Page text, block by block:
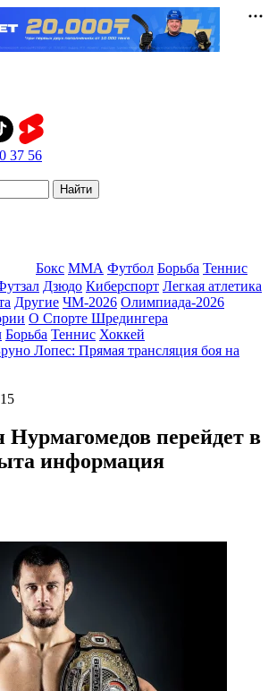
37 56
Найти
Бокс ММА Футбол Борьба Теннис
Дзюдо Киберспорт Легкая атлетика
Другие ЧМ-2026 Олимпиада-2026
О Спорте Шредингера
Борьба Теннис Хоккей
Лопес: Прямая трансляция боя на
Нурмагомедов перейдет в
информация